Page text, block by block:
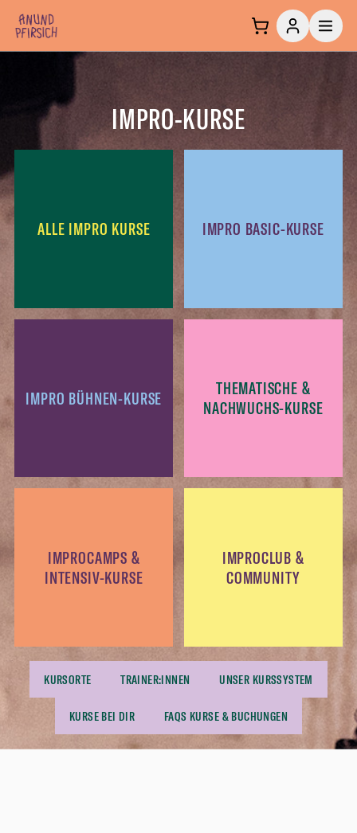
Zum Inhalt springen
IMPRO-KURSE
ALLE IMPRO KURSE IMPRO BASIC-KURSE
IMPRO BÜHNEN-KURSE
THEMATISCHE &
NACHWUCHS-KURSE
IMPROCAMPS &
INTENSIV-KURSE
IMPROCLUB &
COMMUNITY
KURSORTE TRAINER:INNEN UNSER KURSSYSTEM
KURSE BEI DIR FAQS KURSE & BUCHUNGEN